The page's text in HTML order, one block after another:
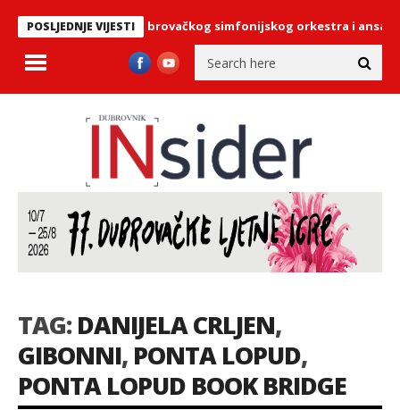
POSLJEDNJE VIJESTI
za koncerte Dubrovačkog simfonijskog orkestra i ansambla
TAG:DANIJELA CRLJEN,
GIBONNI, PONTA LOPUD,
PONTA LOPUD BOOK BRIDGE